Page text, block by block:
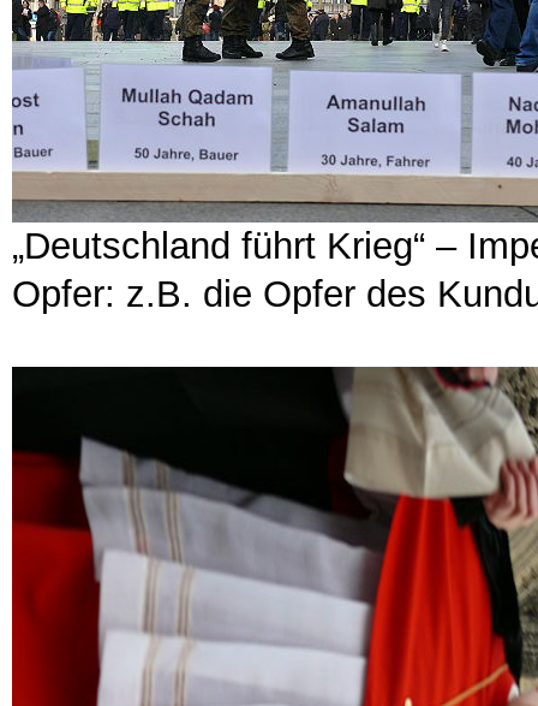
„Deutschland führt Krieg“ –
Opfer: z.B. die Opfer des